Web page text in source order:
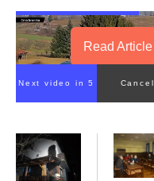
Read Article
Next video in 4 Cancel